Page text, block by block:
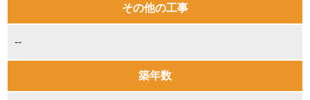
その他の工事
--
築年数